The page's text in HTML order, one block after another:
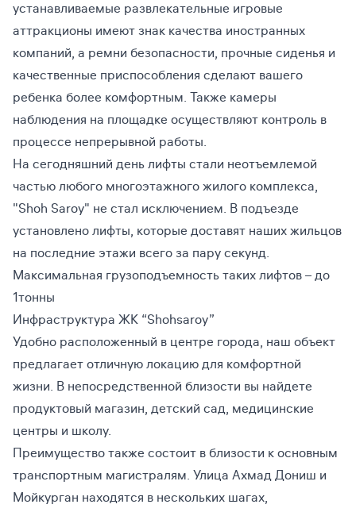
устанавливаемые развлекательные игровые
аттракционы имеют знак качества иностранных
компаний, а ремни безопасности, прочные сиденья и
качественные приспособления сделают вашего
ребенка более комфортным. Также камеры
наблюдения на площадке осуществляют контроль в
процессе непрерывной работы.
На сегодняшний день лифты стали неотъемлемой
частью любого многоэтажного жилого комплекса,
"Shoh Saroy" не стал исключением. В подъезде
установлено лифты, которые доставят наших жильцов
на последние этажи всего за пару секунд.
Максимальная грузоподъемность таких лифтов – до
1тонны
Инфраструктура ЖК “Shohsaroy”
Удобно расположенный в центре города, наш объект
предлагает отличную локацию для комфортной
жизни. В непосредственной близости вы найдете
продуктовый магазин, детский сад, медицинские
центры и школу.
Преимущество также состоит в близости к основным
транспортным магистралям. Улица Ахмад Дониш и
Мойкурган находятся в нескольких шагах,